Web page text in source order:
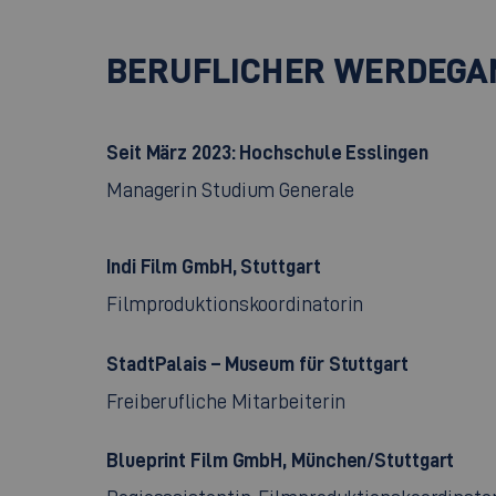
BERUFLICHER
Seit März 2023: Hochschule Esslingen
Managerin Studium Generale
Indi Film GmbH, Stuttgart
Filmproduktionskoordinatorin
StadtPalais – Museum für Stuttgart
Freiberufliche Mitarbeiterin
Blueprint Film GmbH, München/Stuttgart